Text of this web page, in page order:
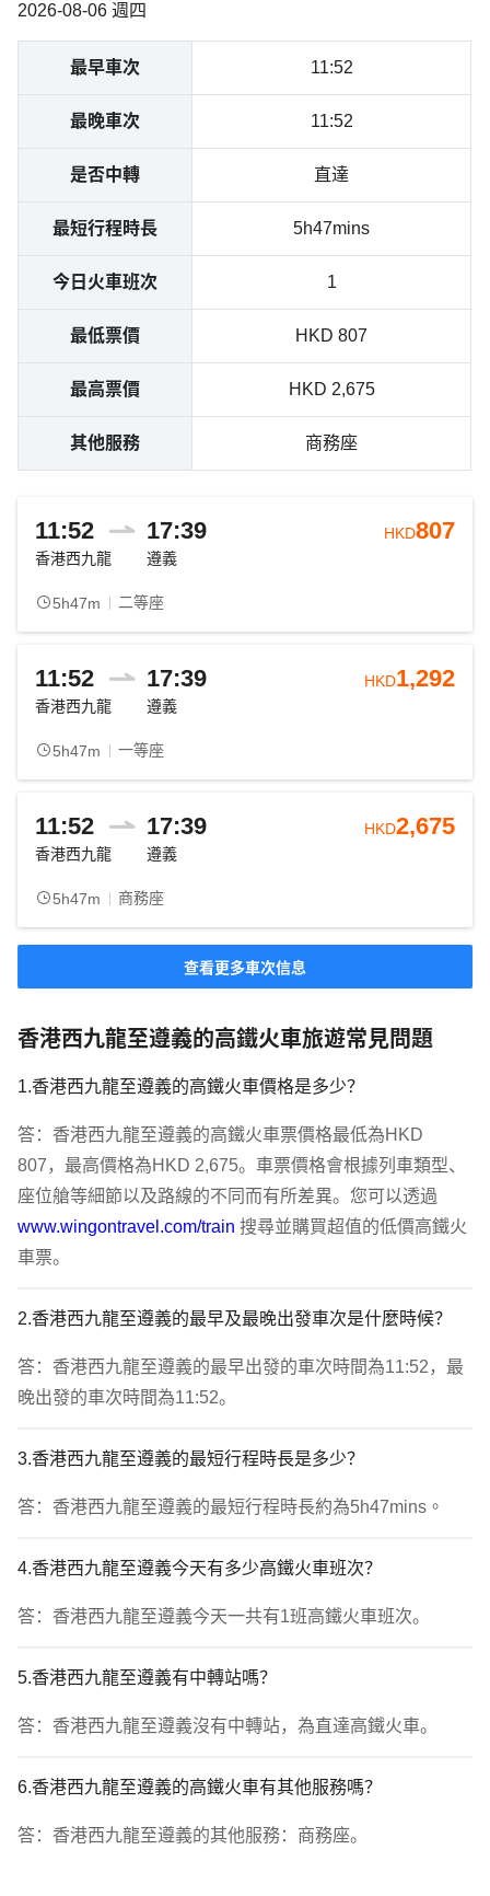
2026-08-06 週四
最早車次 11:52
最晚車次 11:52
是否中轉 直達
最短行程時長 5h47mins
今日火車班次 1
最低票價 HKD 807
最高票價 HKD 2,675
其他服務 商務座
11:52 17:39
香港西九龍 遵義
5h47m 二等座
HKD807
11:52 17:39
香港西九龍 遵義
5h47m 一等座
HKD1,292
11:52 17:39
香港西九龍 遵義
5h47m 商務座
HKD2,675
查看更多車次信息
香港西九龍至遵義的高鐵火車旅遊常見問題
1.香港西九龍至遵義的高鐵火車價格是多少？
答：香港西九龍至遵義的高鐵火車票價格最低為HKD
807，最高價格為HKD 2,675。車票價格會根據列車類型、
www.wingontravel.com/train 搜尋並購買超值的低價高鐵火
車票。
2.香港西九龍至遵義的最早及最晚出發車次是什麼時候？
答：香港西九龍至遵義的最早出發的車次時間為11:52，最
晚出發的車次時間為11:52。
3.香港西九龍至遵義的最短行程時長是多少？
答：香港西九龍至遵義的最短行程時長約為5h47mins。
4.香港西九龍至遵義今天有多少高鐵火車班次？
答：香港西九龍至遵義今天一共有1班高鐵火車班次。
5.香港西九龍至遵義有中轉站嗎？
答：香港西九龍至遵義沒有中轉站，為直達高鐵火車。
6.香港西九龍至遵義的高鐵火車有其他服務嗎？
答：香港西九龍至遵義的其他服務：商務座。